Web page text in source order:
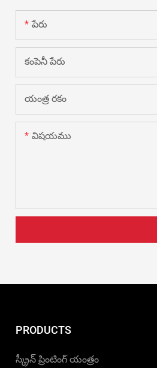
పేరు
కంపెనీ పేరు
యంత్ర రకం
విషయము
PRODUCTS
స్క్రీన్ ప్రింటింగ్ యంత్రం